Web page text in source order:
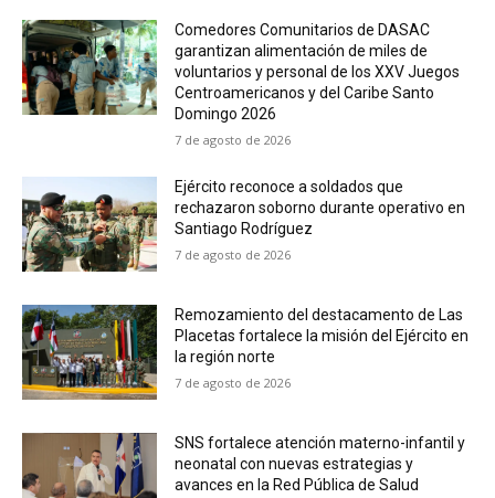
Comedores Comunitarios de DASAC
garantizan alimentación de miles de
voluntarios y personal de los XXV Juegos
Centroamericanos y del Caribe Santo
Domingo 2026
7 de agosto de 2026
Ejército reconoce a soldados que
rechazaron soborno durante operativo en
Santiago Rodríguez
7 de agosto de 2026
Remozamiento del destacamento de Las
Placetas fortalece la misión del Ejército en
la región norte
7 de agosto de 2026
SNS fortalece atención materno-infantil y
neonatal con nuevas estrategias y
avances en la Red Pública de Salud